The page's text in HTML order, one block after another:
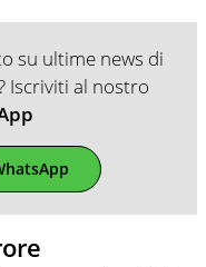
su ultime news di
Iscriviti al nostro